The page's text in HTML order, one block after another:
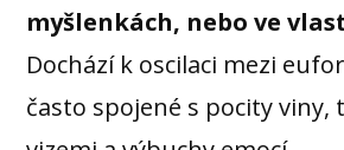
myšlenkách, nebo ve
Dochází k oscilaci mezi
často spojené s pocity viny,